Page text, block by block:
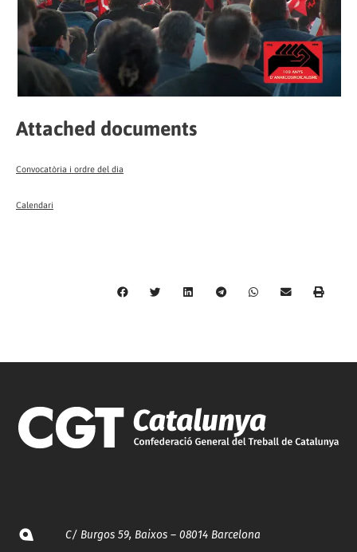
Attached documents
Convocatòria i ordre del dia
Calendari
C/ Burgos 59, Baixos – 08014 Barcelona